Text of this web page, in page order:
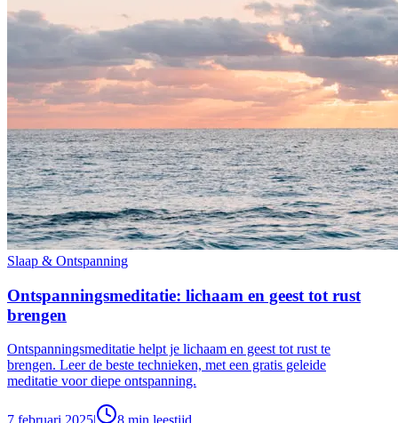
Slaap & Ontspanning
Ontspanningsmeditatie: lichaam en geest tot rust
brengen
Ontspanningsmeditatie helpt je lichaam en geest tot rust te
brengen. Leer de beste technieken, met een gratis geleide
meditatie voor diepe ontspanning.